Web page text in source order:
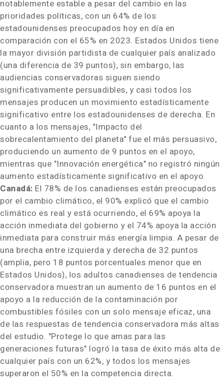
notablemente estable a pesar del cambio en las
prioridades políticas, con un 64% de los
estadounidenses preocupados hoy en día en
comparación con el 65% en 2023. Estados Unidos tiene
la mayor división partidista de cualquier país analizado
(una diferencia de 39 puntos), sin embargo, las
audiencias conservadoras siguen siendo
significativamente persuadibles, y casi todos los
mensajes producen un movimiento estadísticamente
significativo entre los estadounidenses de derecha. En
cuanto a los mensajes, "Impacto del
sobrecalentamiento del planeta" fue el más persuasivo,
produciendo un aumento de 9 puntos en el apoyo,
mientras que "Innovación energética" no registró ningún
aumento estadísticamente significativo en el apoyo.
Canadá: El 78% de los canadienses están preocupados
por el cambio climático, el 90% explicó que el cambio
climático es real y está ocurriendo, el 69% apoya la
acción inmediata del gobierno y el 74% apoya la acción
inmediata para construir más energía limpia. A pesar de
una brecha entre izquierda y derecha de 32 puntos
(amplia, pero 18 puntos porcentuales menor que en
Estados Unidos), los adultos canadienses de tendencia
conservadora muestran un aumento de 16 puntos en el
apoyo a la reducción de la contaminación por
combustibles fósiles con un solo mensaje eficaz, una
de las respuestas de tendencia conservadora más altas
del estudio. "Protege lo que amas para las
generaciones futuras" logró la tasa de éxito más alta de
cualquier país con un 62%, y todos los mensajes
superaron el 50% en la competencia directa.